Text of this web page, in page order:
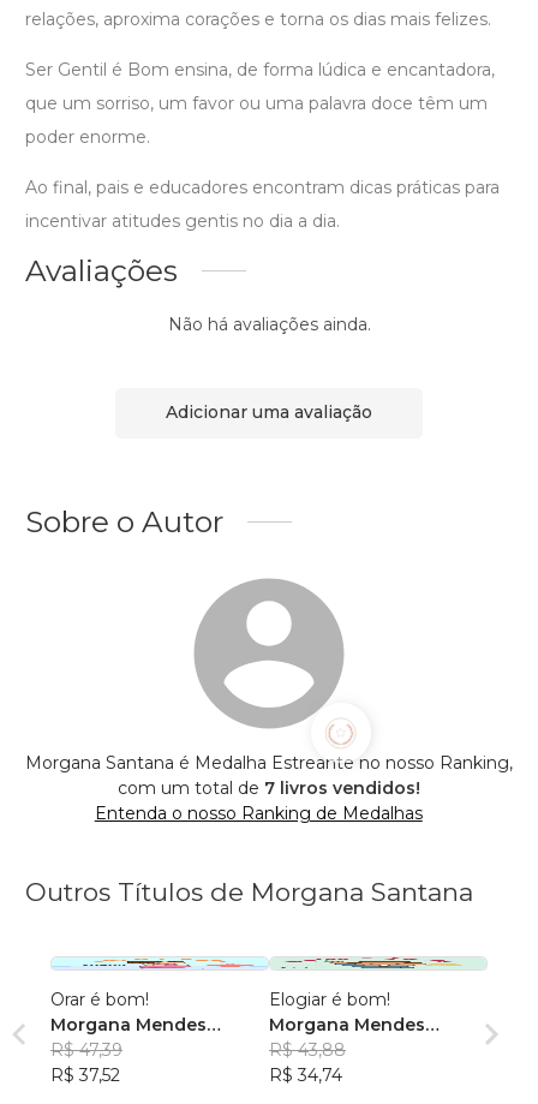
relações, aproxima corações e torna os dias mais felizes.
Ser Gentil é Bom ensina, de forma lúdica e encantadora,
que um sorriso, um favor ou uma palavra doce têm um
poder enorme.
Ao final, pais e educadores encontram dicas práticas para
incentivar atitudes gentis no dia a dia.
Avaliações
Não há avaliações ainda.
Adicionar uma avaliação
Sobre o Autor
Morgana Santana é Medalha Estreante no nosso Ranking,
com um total de 7 livros vendidos!
Entenda o nosso Ranking de Medalhas
Outros Títulos de Morgana Santana
Orar é bom!
Morgana Mendes
Freitas Santana
R$ 47,39
R$ 37,52
Elogiar é bom!
Morgana Mendes
Freitas Santana
R$ 43,88
R$ 34,74